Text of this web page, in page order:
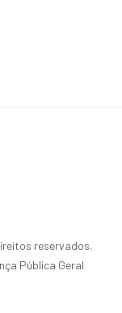
reservados.
Pública Geral